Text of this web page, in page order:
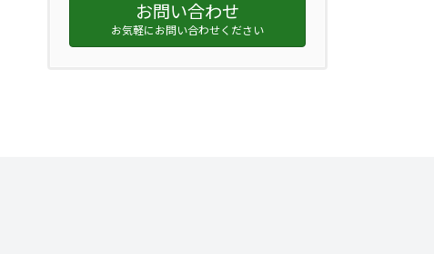
お問い合わせ
お気軽にお問い合わせください